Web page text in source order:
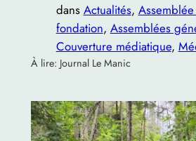
dans Actualités,
fondation, Assemblées
Couverture médiatique,
À lire: Journal Le Manic